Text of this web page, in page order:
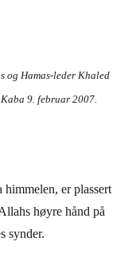
og Hamas-leder Khaled
9. februar 2007.
himmelen, er plassert
høyre hånd på
synder.